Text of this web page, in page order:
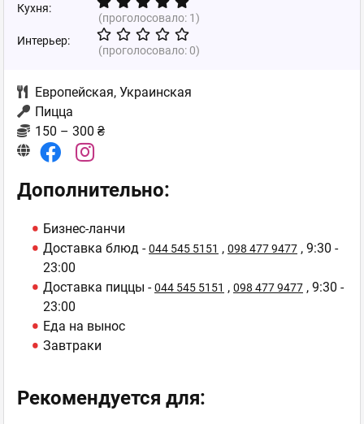
Кухня:
(проголосовало: 1)
Интерьер:
(проголосовало:0)
Европейская, Украинская
Пицца
150 – 300 ₴
Дополнительно:
Бизнес-ланчи
Доставка блюд -044 545 5151 , 098 477 9477 , 9:30 -
23:00
Доставка пиццы -044 545 5151 , 098 477 9477 , 9:30 -
23:00
Еда на вынос
Завтраки
Рекомендуется для: